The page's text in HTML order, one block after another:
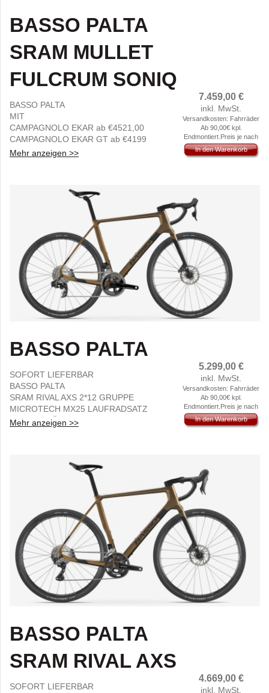
7.459,00€
inkl. MwSt.
Versandkosten: Fahrräder
Ab 90,00€ kpl.
Endmontiert.Preis je nach
Gewicht und Größe.
Derzeit ist es technisch
In den Warenkorb
BASSO PALTA
SRAM MULLET
FULCRUM SONIQ
BASSO PALTA
MIT
CAMPAGNOLO EKAR ab €4521,00
CAMPAGNOLO EKAR GT ab €4199
SHIMANO GRX 825 DI2 2X12 ab €4749,00
SHIMANO GRX 610 2X12 ab €3599,00
SRAM MULLET 1X12 ab €6599,00
Mehr anzeigen >>
5.299,00€
inkl. MwSt.
Versandkosten: Fahrräder
Ab 90,00€ kpl.
Endmontiert.Preis je nach
Gewicht und Größe.
Derzeit ist es technisch
In den Warenkorb
BASSO PALTA
SOFORT LIEFERBAR
BASSO PALTA
SRAM RIVAL AXS 2*12 GRUPPE
MICROTECH MX25 LAUFRADSATZ
RAHMENHÖHE:L
Mehr anzeigen >>
4.669,00€
inkl. MwSt.
BASSO PALTA
SRAM RIVAL AXS
SOFORT LIEFERBAR